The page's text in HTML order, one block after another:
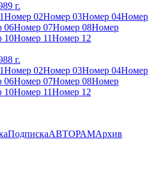
г.
Номер 02Номер 03Номер 04Номер
06Номер 07Номер 08Номер
10Номер 11Номер 12
г.
Номер 02Номер 03Номер 04Номер
06Номер 07Номер 08Номер
10Номер 11Номер 12
ПодпискаАВТОРАМАрхив